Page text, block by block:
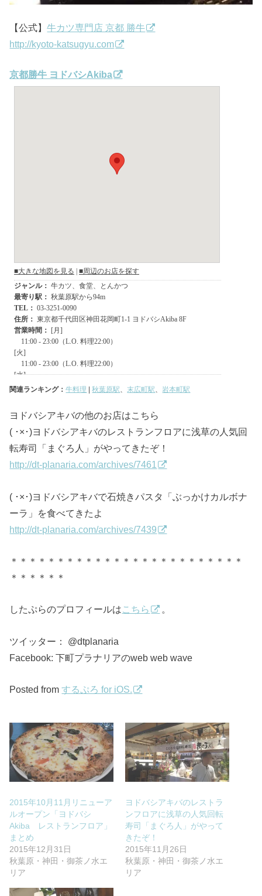
【公式】牛カツ専門店 京都 勝牛
http://kyoto-katsugyu.com
京都勝牛 ヨドバシAkiba
関連ランキング：牛料理 |秋葉原駅、末広町駅、岩本町駅
ヨドバシアキバの他のお店はこちら
( ･×･)ヨドバシアキバのレストランフロアに浅草の人気回
転寿司「まぐろ人」がやってきたぞ！
http://dt-planaria.com/archives/7461
( ･×･)ヨドバシアキバで石焼きパスタ「ぶっかけカルボナ
ーラ」を食べてきたよ
http://dt-planaria.com/archives/7439
＊＊＊＊＊＊＊＊＊＊＊＊＊＊＊＊＊＊＊＊＊＊＊＊＊
＊＊＊＊＊＊
したぷらのプロフィールはこちら 。
ツイッター： @dtplanaria
Facebook: 下町プラナリアのweb web wave
Posted fromするぷろ for iOS.
2015年10月11月リニューア
ルオープン「ヨドバシ
Akiba レストランフロア」
まとめ
2015年12月31日
秋葉原・神田・御茶ノ水エ
リア
ヨドバシアキバのレストラ
ンフロアに浅草の人気回転
寿司「まぐろ人」がやって
きたぞ！
2015年11月26日
秋葉原・神田・御茶ノ水エ
リア